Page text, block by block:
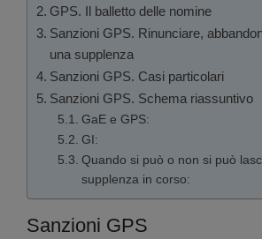
GPS. Il balletto delle nomine
Sanzioni GPS. Rinunciare,
una supplenza
Sanzioni GPS. Casi particolari
Sanzioni GPS. Schema riassuntivo
GaE e GPS:
GI:
Quando si può o non si può
supplenza in corso:
Sanzioni GPS